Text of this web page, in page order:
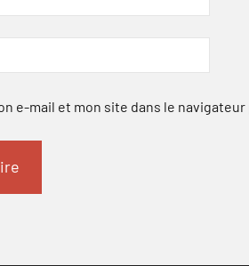
e-mail et mon site dans le